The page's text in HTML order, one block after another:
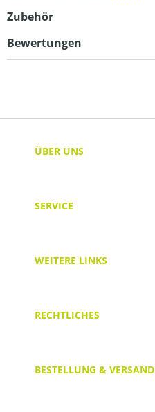
Zubehör
Bewertungen
ÜBER UNS
SERVICE
WEITERE LINKS
RECHTLICHES
BESTELLUNG & VERSAND